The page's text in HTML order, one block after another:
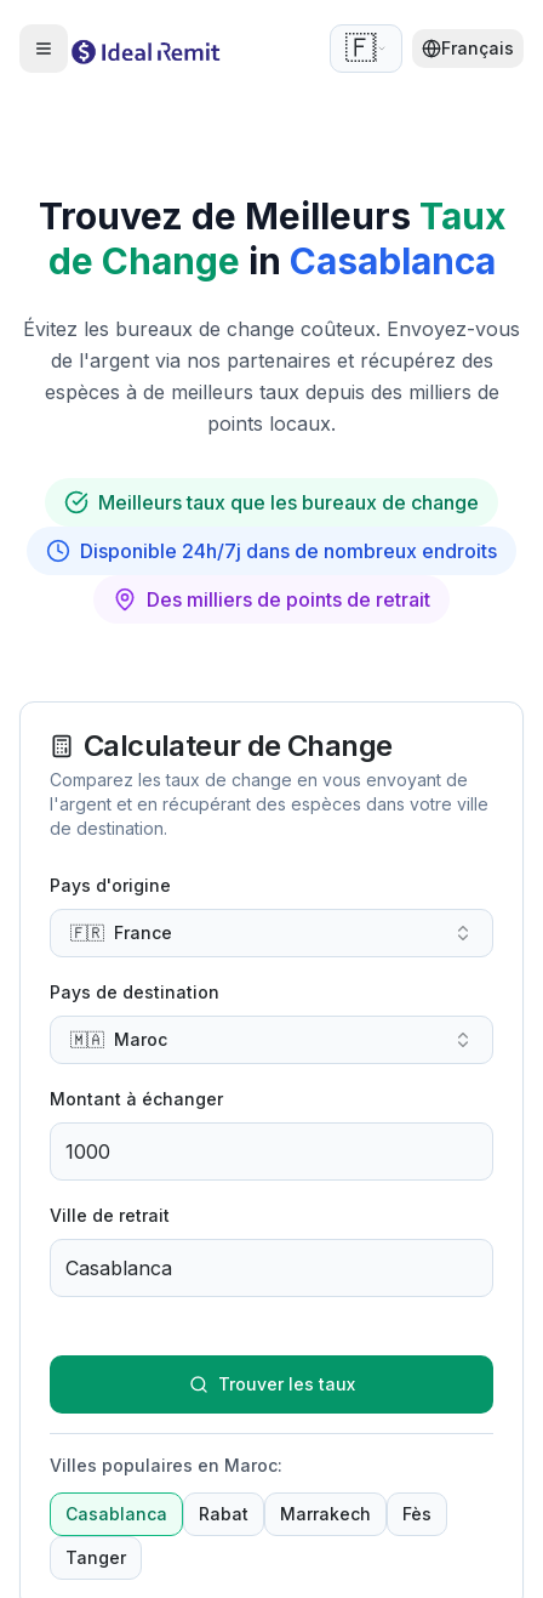
🇫🇷 Français
Trouvez de Meilleurs Taux
de Change in Casablanca
Évitez les bureaux de change coûteux. Envoyez-vous
de l'argent via nos partenaires et récupérez des
espèces à de meilleurs taux depuis des milliers de
points locaux.
Meilleurs taux que les bureaux de change
Disponible 24h/7j dans de nombreux endroits
Des milliers de points de retrait
Calculateur de Change
Comparez les taux de change en vous envoyant de
l'argent et en récupérant des espèces dans votre ville
de destination.
Pays d'origine
🇫🇷 France
Pays de destination
🇲🇦 Maroc
Montant à échanger
Ville de retrait
Trouver les taux
Villes populaires en Maroc:
Casablanca Rabat Marrakech Fès
Tanger